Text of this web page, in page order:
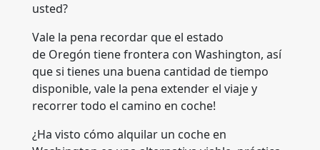
usted?
Vale la pena recordar que el estado
de Oregón tiene frontera con Washington, así
que si tienes una buena cantidad de tiempo
disponible, vale la pena extender el viaje y
recorrer todo el camino en coche!
¿Ha visto cómo alquilar un coche en